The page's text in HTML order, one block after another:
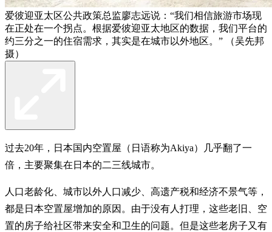
爱彼迎亚太区公共政策总监廖志远说：“我们相信旅游市场现
在正处在一个拐点。根据爱彼迎亚太地区的数据，我们平台的
约三分之一的住宿需求，其实是在城市以外地区。” （吴先邦
摄）
过去20年，日本国内空置屋（日语称为Akiya）几乎翻了一
倍，主要聚集在日本的二三线城市。
人口老龄化、城市以外人口减少、高遗产税和经济不景气等，
都是日本空置屋增加的原因。由于没有人打理，这些老旧、空
置的房子给社区带来安全和卫生的问题。但是这些老房子又有